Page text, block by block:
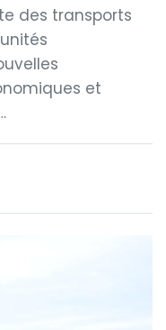
des transports
et